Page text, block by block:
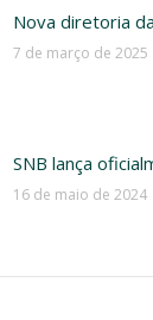
Nova diretoria
7 de março de 2025
SNB lança
16 de maio de 2024